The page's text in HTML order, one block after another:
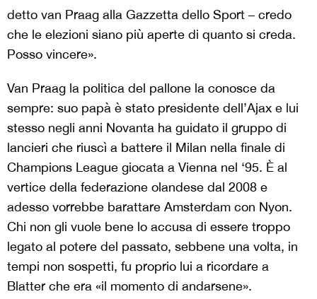
detto van Praag alla Gazzetta dello Sport – credo
che le elezioni siano più aperte di quanto si creda.
Posso vincere».
Van Praag la politica del pallone la conosce da
sempre: suo papà è stato presidente dell’Ajax e lui
stesso negli anni Novanta ha guidato il gruppo di
lancieri che riuscì a battere il Milan nella finale di
Champions League giocata a Vienna nel ‘95. È al
vertice della federazione olandese dal 2008 e
adesso vorrebbe barattare Amsterdam con Nyon.
Chi non gli vuole bene lo accusa di essere troppo
legato al potere del passato, sebbene una volta, in
tempi non sospetti, fu proprio lui a ricordare a
Blatter che era «il momento di andarsene».